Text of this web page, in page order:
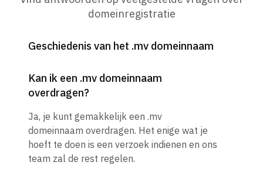
domeinregistratie
Geschiedenis van het .mv domeinnaam
Kan ik een .mv domeinnaam
overdragen?
Ja, je kunt gemakkelijk een .mv
domeinnaam overdragen. Het enige wat je
hoeft te doen is een verzoek indienen en ons
team zal de rest regelen.